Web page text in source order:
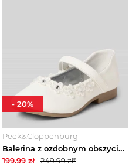
Peek&Cloppenburg
Balerina z ozdobnym obszyciem Happy Girls Écru
199.99 zł 249.99zł*
- 20%